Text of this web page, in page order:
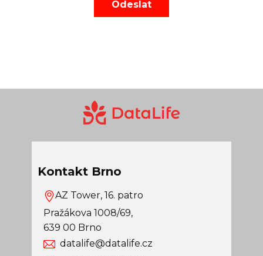
Odeslat
Kontakt Brno
AZ Tower, 16. patro
Pražákova 1008/69,
639 00 Brno
datalife@datalife.cz